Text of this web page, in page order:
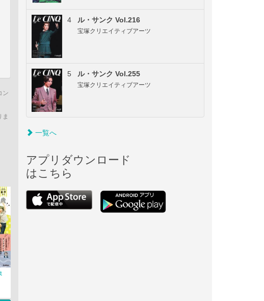
ン
4 ル・サンク Vol.216
宝塚クリエイティブアーツ
5 ル・サンク Vol.255
宝塚クリエイティブアーツ
一覧へ
アプリダウンロード
はこちら